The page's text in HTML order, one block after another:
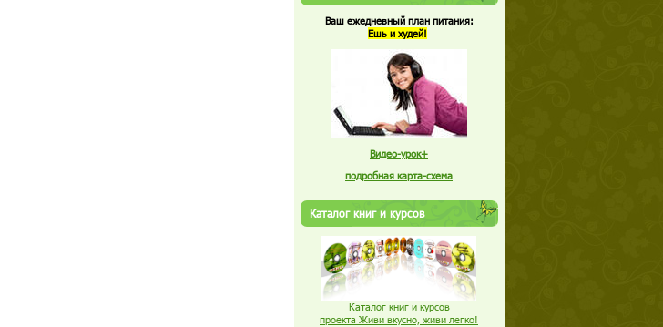
Ваш ежедневный план питания:
Ешь и худей!
Видео-урок+
подробная карта-схема
Каталог книг и курсов
Каталог книг и курсов
проекта Живи вкусно, живи легко!